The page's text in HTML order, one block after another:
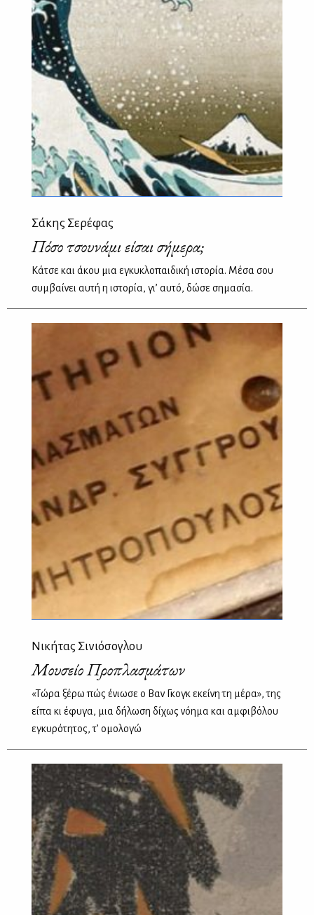
Σάκης Σερέφας
Πόσο τσουνάμι είσαι σήμερα;
Κάτσε και άκου μια εγκυκλοπαιδική ιστορία. Μέσα σου
συμβαίνει αυτή η ιστορία, γι’ αυτό, δώσε σημασία.
Νικήτας Σινιόσογλου
Μουσείο Προπλασμάτων
«Τώρα ξέρω πώς ένιωσε ο Βαν Γκογκ εκείνη τη μέρα», της
είπα κι έφυγα, μια δήλωση δίχως νόημα και αμφιβόλου
εγκυρότητος, τ’ ομολογώ